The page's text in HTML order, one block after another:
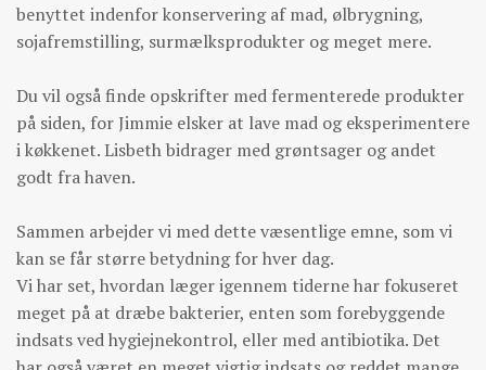
benyttet indenfor konservering af mad, ølbrygning,
sojafremstilling, surmælksprodukter og meget mere.
Du vil også finde opskrifter med fermenterede produkter
på siden, for Jimmie elsker at lave mad og eksperimentere
i køkkenet. Lisbeth bidrager med grøntsager og andet
godt fra haven.
Sammen arbejder vi med dette væsentlige emne, som vi
kan se får større betydning for hver dag.
Vi har set, hvordan læger igennem tiderne har fokuseret
meget på at dræbe bakterier, enten som forebyggende
indsats ved hygiejnekontrol, eller med antibiotika. Det